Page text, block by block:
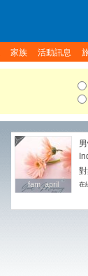
家族 活動訊息
fam_april
fam_april 在